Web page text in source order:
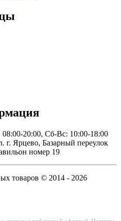
20:00, Сб-Вс: 10:00-18:00
г. Ярцево, Базарный переулок
номер 19
товаров © 2014 - 2026